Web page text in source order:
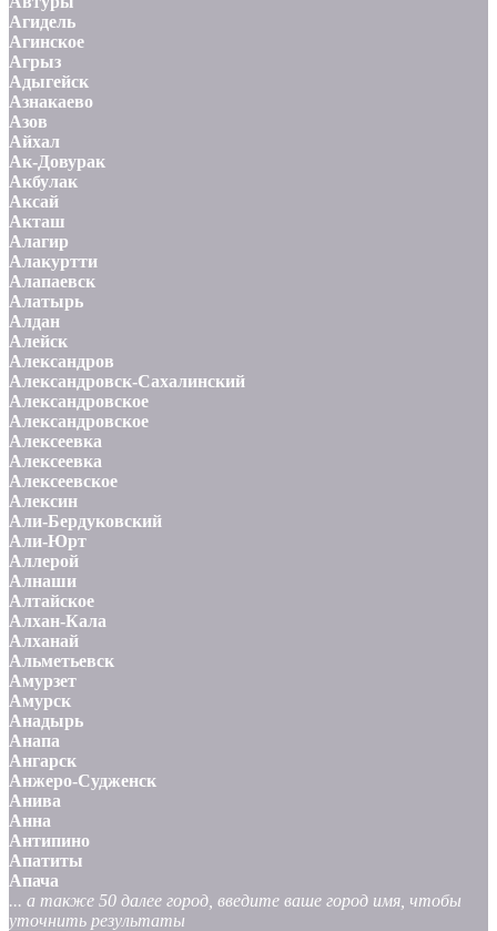
Агидель
Агинское
Агрыз
Адыгейск
Азнакаево
Азов
Айхал
Ак-Довурак
Акбулак
Аксай
Акташ
Алагир
Алакуртти
Алапаевск
Алатырь
Алдан
Алейск
Александров
Александровск-Сахалинский
Александровское
Александровское
Алексеевка
Алексеевка
Алексеевское
Алексин
Али-Бердуковский
Али-Юрт
Аллерой
Алнаши
Алтайское
Алхан-Кала
Алханай
Альметьевск
Амурзет
Амурск
Анадырь
Анапа
Ангарск
Анжеро-Судженск
Анива
Анна
Антипино
Апатиты
Апача
... а также 50 далее город, введите ваше город имя, чтобы
уточнить результаты